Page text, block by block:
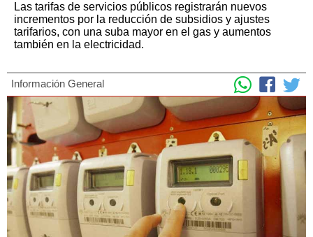
Las tarifas de servicios públicos registrarán nuevos
incrementos por la reducción de subsidios y ajustes
tarifarios, con una suba mayor en el gas y aumentos
también en la electricidad.
Información General